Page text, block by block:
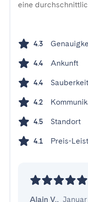
eine
4.3
4.4 Ankunft
4.4 Sauberkeit
4.2
4.5 Standort
4.1 Preis-
Alain V.,